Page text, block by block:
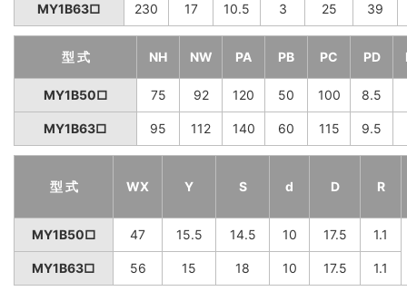
MY1B63□ 230 17 10.5 3 25 39
型 式 NH NW PA PB PC PD
MY1B50□ 75 92 120 50 100 8.5
MY1B63□ 95 112 140 60 115 9.5
型 式 WX Y S d D R
MY1B50□ 47 15.5 14.5 10 17.5 1.1
MY1B63□ 56 15 18 10 17.5 1.1